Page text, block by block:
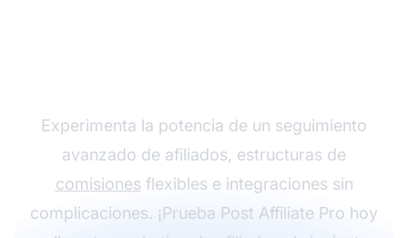
Experimenta la potencia de un seguimiento
avanzado de afiliados, estructuras de
comisiones flexibles e integraciones sin
complicaciones. ¡Prueba Post Affiliate Pro hoy